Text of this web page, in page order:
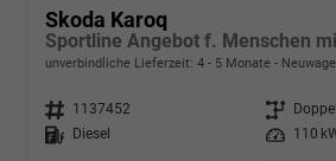
Skoda Karoq
unverbindliche Lieferzeit: 4 - 5 Monate
Fahrzeugnr. 1137452 Getriebe
Kraftstoff
Diesel Leistung 110